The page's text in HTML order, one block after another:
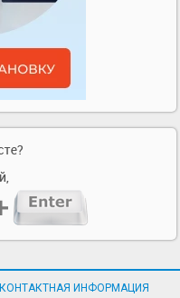
КОНТАКТНАЯ ИНФОРМАЦИЯ